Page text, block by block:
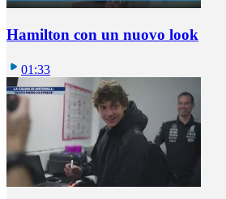
Hamilton con un nuovo look
01:33